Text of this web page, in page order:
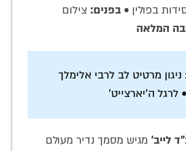
בפולין • בפנים: צילום
המלאה
מרטיט לב לרבי אלימלך
לרגל ה'יארצייט'
לייב' מגיש מסמך נדיר מעולם